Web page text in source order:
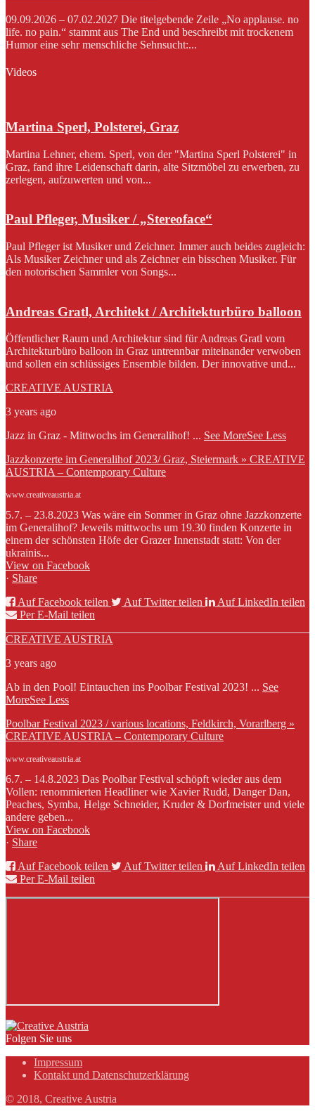
09.09.2026 – 07.02.2027 Die titelgebende Zeile „No applause. no
life. no pain.“ stammt aus The End und beschreibt mit trockenem
Humor eine sehr menschliche Sehnsucht:...
Videos
Martina Sperl, Polsterei, Graz
Martina Lehner, ehem. Sperl, von der "Martina Sperl Polsterei" in
Graz, fand ihre Leidenschaft darin, alte Sitzmöbel zu erwerben, zu
zerlegen, aufzuwerten und von...
Paul Pfleger, Musiker / „Stereoface“
Paul Pfleger ist Musiker und Zeichner. Immer auch beides zugleich:
Als Musiker Zeichner und als Zeichner ein bisschen Musiker. Für
den notorischen Sammler von Songs...
Andreas Gratl, Architekt / Architekturbüro balloon
Öffentlicher Raum und Architektur sind für Andreas Gratl vom
Architekturbüro balloon in Graz untrennbar miteinander verwoben
und sollen ein schlüssiges Ensemble bilden. Der innovative und...
CREATIVE AUSTRIA
3 years ago
Jazz in Graz - Mittwochs im Generalihof! ... See MoreSee Less
Jazzkonzerte im Generalihof 2023/ Graz, Steiermark » CREATIVE
AUSTRIA – Contemporary Culture
www.creativeaustria.at
5.7. – 23.8.2023 Was wäre ein Sommer in Graz ohne Jazzkonzerte
im Generalihof? Jeweils mittwochs um 19.30 finden Konzerte in
einem der schönsten Höfe der Grazer Innenstadt statt: Von der
ukrainis...
View on Facebook
· Share
Auf Facebook teilen
Auf Twitter teilen
Auf LinkedIn teilen
Per E-Mail teilen
CREATIVE AUSTRIA
3 years ago
Ab in den Pool! Eintauchen ins Poolbar Festival 2023! ... See
MoreSee Less
Poolbar Festival 2023 / various locations, Feldkirch, Vorarlberg »
CREATIVE AUSTRIA – Contemporary Culture
www.creativeaustria.at
6.7. – 14.8.2023 Das Poolbar Festival schöpft wieder aus dem
Vollen: renommierten Headliner wie Xavier Rudd, Danger Dan,
Peaches, Symba, Helge Schneider, Kruder & Dorfmeister und viele
andere geben...
View on Facebook
· Share
Auf Facebook teilen
Auf Twitter teilen
Auf LinkedIn teilen
Per E-Mail teilen
Folgen Sie uns
Impressum
Kontakt und Datenschutzerklärung
© 2018, Creative Austria